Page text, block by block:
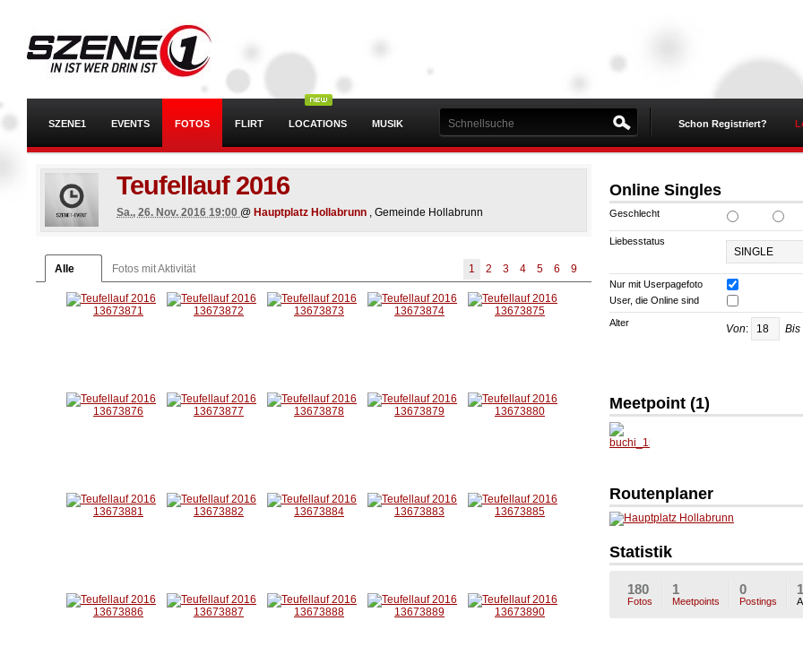
SZENE1 EVENTS FOTOS FLIRT LOCATIONS MUSIK Schon Registriert?
Teufellauf 2016
Sa., 26. Nov. 2016 19:00 @ Hauptplatz Hollabrunn , Gemeinde Hollabrunn
Alle Fotos mit Aktivität 1 2 3 4 5 6 9
Online Singles
Geschlecht
Liebesstatus
Nur mit Userpagefoto
User, die Online sind
Alter Von: Bis
Meetpoint (1)
Routenplaner
Statistik
180
Fotos
1
Meetpoints
0
Postings